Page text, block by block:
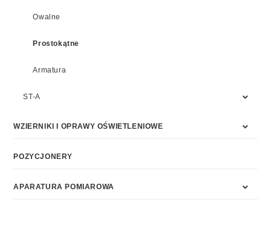
Owalne
Prostokątne
Armatura
ST-A
WZIERNIKI I OPRAWY OŚWIETLENIOWE
POZYCJONERY
APARATURA POMIAROWA